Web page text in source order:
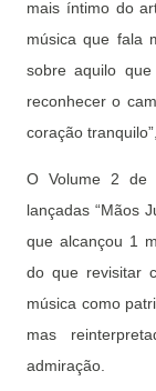
mais íntimo do
música que fala
sobre aquilo
reconhecer o
coração
O Volume 2 de
lançadas “Mãos
que alcançou 1
do que revisitar
música como
mas
admiração.